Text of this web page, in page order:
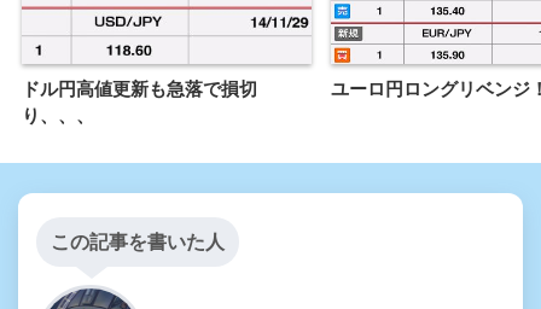
ドル円高値更新も急落で損切
り、、、
ユーロ円ロングリベンジ
この記事を書いた人